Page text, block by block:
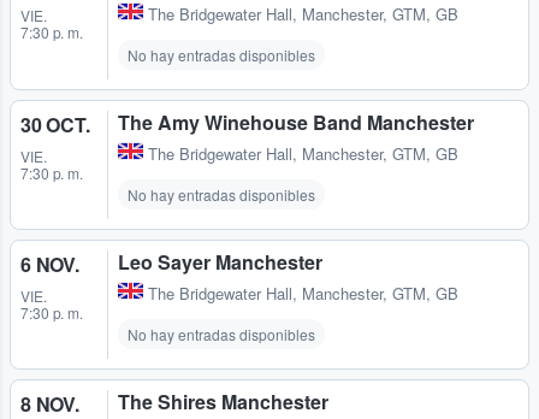
VIE.
7:30 p. m.
The Bridgewater Hall, Manchester, GTM, GB
No hay entradas disponibles
30 OCT.
VIE.
7:30 p. m.
The Amy Winehouse Band Manchester
The Bridgewater Hall, Manchester, GTM, GB
No hay entradas disponibles
6 NOV.
VIE.
7:30 p. m.
Leo Sayer Manchester
The Bridgewater Hall, Manchester, GTM, GB
No hay entradas disponibles
8 NOV. The Shires Manchester